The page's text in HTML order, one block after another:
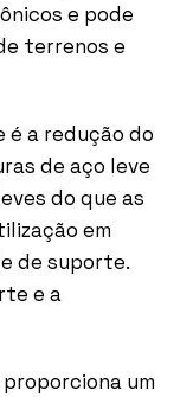
e pode
terrenos e
é a redução do
de aço leve
do que as
em
de suporte.
e a
um